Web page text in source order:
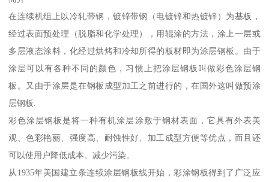
在连续机组上以冷轧带钢，镀锌带钢（电镀锌和热镀锌）为基板，
经过表面预处理（脱脂和化学处理），用辊涂的方法，涂上一层或
多层液态涂料，化经过烘烤和冷却所得的板材即为涂层钢板。由于
涂层可以有各种不同的颜色，习惯上把涂层钢板叫做彩色涂层钢
板。又由于涂层是在钢板成型加工之前进行的，在国外这叫做预涂
层钢板.
彩色涂层钢板是将一种有机涂层涂敷于钢材表面，它具有外表美
观、色彩艳丽、强度高、耐蚀性好、加工成型方便等优点，而且还
可以使用户降低成本、减少污染。
从1935年美国建立条连续涂层钢板线开始，彩涂钢板得到了广泛应